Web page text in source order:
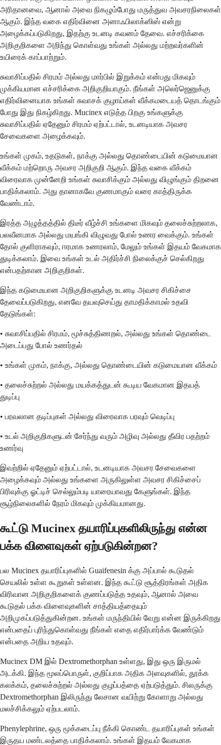
அரிதானவை, ஆனால் அவை நிகழும்போது மருத்துவ அவசரநிலைகள்
ஆகும். இந்த வகை எதிர்வினை அனாஃபிலாக்ஸிஸ் என்று
அழைக்கப்படுகிறது, இதற்கு உடனடி கவனம் தேவை. எச்சரிக்கை
அறிகுறிகளை அறிந்து கொள்வது உங்கள் அல்லது மற்றவர்களின்
உயிரைக் காப்பாற்றும்.
சுவாசிப்பதில் சிரமம் அல்லது மார்பில் இறுக்கம் என்பது மிகவும்
முக்கியமான எச்சரிக்கை அறிகுறியாகும். நீங்கள் அலெர்ஜெனுக்கு
எதிர்வினையாக உங்கள் சுவாசக் குழாய்கள் வீக்கமடையத் தொடங்கும்
போது இது நிகழ்கிறது. Mucinex எடுத்த பிறகு உங்களுக்கு
சுவாசிப்பதில் ஏதேனும் சிரமம் ஏற்பட்டால், உடனடியாக அவசர
சேவைகளை அழைக்கவும்.
உங்கள் முகம், உதடுகள், நாக்கு அல்லது தொண்டையின் கடுமையான
வீக்கம் மற்றொரு அவசர அறிகுறி ஆகும். இந்த வகை வீக்கம்
விரைவாக முன்னேறி உங்கள் சுவாசிக்கும் அல்லது விழுங்கும் திறனை
பாதிக்கலாம். அது தானாகவே குணமாகும் வரை காத்திருக்க
வேண்டாம்.
இரத்த அழுத்தத்தில் திடீர் வீழ்ச்சி உங்களை மிகவும் தலைச்சுற்றலாக,
பலவீனமாக அல்லது மயங்கி விழுவது போல் உணர வைக்கும். உங்கள்
தோல் குளிராகவும், ஈரமாக உணரலாம், மேலும் உங்கள் இதயம் வேகமாக
துடிக்கலாம். இவை உங்கள் உடல் அதிர்ச்சி நிலைக்குச் செல்கிறது
என்பதற்கான அறிகுறிகள்.
இந்த கடுமையான அறிகுறிகளுக்கு உடனடி அவசர சிகிச்சை
தேவைப்படுகிறது, எனவே தயவுசெய்து தாமதிக்காமல் உதவி
தேடுங்கள்:
• சுவாசிப்பதில் சிரமம், மூச்சுத்திணறல், அல்லது உங்கள் தொண்டை
அடைப்பது போல் உணர்தல்
• உங்கள் முகம், நாக்கு, அல்லது தொண்டையின் கடுமையான வீக்கம்
• தலைச்சுற்றல் அல்லது மயக்கத்துடன் கூடிய வேகமான இதயத்
துடிப்பு
• பரவலான தடிப்புகள் அல்லது விரைவாக பரவும் வெடிப்பு
• உடல் அறிகுறிகளுடன் சேர்ந்து வரும் அழிவு அல்லது தீவிர பதற்றம்
உணர்வு
இவற்றில் ஏதேனும் ஏற்பட்டால், உடனடியாக அவசர சேவைகளை
அழைக்கவும் அல்லது உங்களை அருகிலுள்ள அவசர சிகிச்சைப்
பிரிவுக்கு ஓட்டிச் செல்லும்படி யாரையாவது கேளுங்கள். இந்த
சூழ்நிலைகளில் நேரம் மிகவும் முக்கியமானது.
கூட்டு Mucinex தயாரிப்புகளிலிருந்து என்ன
பக்க விளைவுகள் ஏற்படுகின்றன?
பல Mucinex தயாரிப்புகளில் Guaifenesin க்கு அப்பால் கூடுதல்
செயலில் உள்ள கூறுகள் உள்ளன. இந்த கூட்டு சூத்திரங்கள் அதிக
விரிவான அறிகுறிகளைக் குணப்படுத்த உதவும், ஆனால் அவை
கூடுதல் பக்க விளைவுகளின் சாத்தியத்தையும்
அறிமுகப்படுத்துகின்றன. உங்கள் மருந்தியில் வேறு என்ன இருக்கிறது
என்பதைப் புரிந்துகொள்வது நீங்கள் எதை எதிர்பார்க்க வேண்டும்
என்பதை அறிய உதவும்.
Mucinex DM இல் Dextromethorphan உள்ளது, இது ஒரு இருமல்
அடக்கி. இந்த மூலப்பொருள், குறிப்பாக அதிக அளவுகளில், தூக்க
கலக்கம், தலைச்சுற்றல் அல்லது குழப்பத்தை ஏற்படுத்தும். சிலருக்கு
Dextromethorphan இலிருந்து லேசான வயிற்று கோளாறு அல்லது
மலச்சிக்கலும் ஏற்படலாம்.
Phenylephrine, ஒரு மூக்கடைப்பு நீக்கி கொண்ட தயாரிப்புகள் உங்கள்
இருதய மண்டலத்தை பாதிக்கலாம். உங்கள் இதயம் வேகமாக